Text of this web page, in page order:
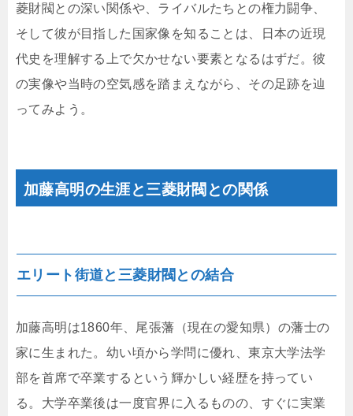
菱財閥との深い関係や、ライバルたちとの権力闘争、
そして彼が目指した国家像を知ることは、日本の近現
代史を理解する上で欠かせない要素となるはずだ。彼
の実像や当時の空気感を踏まえながら、その足跡を辿
ってみよう。
加藤高明の生涯と三菱財閥との関係
エリート街道と三菱財閥との結合
加藤高明は1860年、尾張藩（現在の愛知県）の藩士の
家に生まれた。幼い頃から学問に優れ、東京大学法学
部を首席で卒業するという輝かしい経歴を持ってい
る。大学卒業後は一度官界に入るものの、すぐに実業